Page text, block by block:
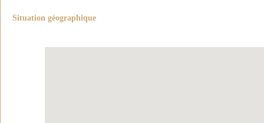
Situation géographique